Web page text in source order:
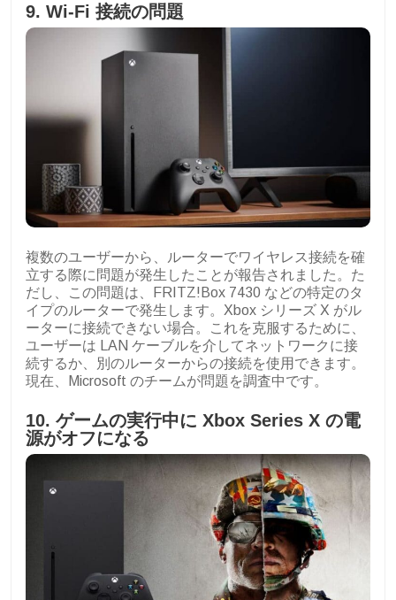
9. Wi-Fi 接続の問題
複数のユーザーから、ルーターでワイヤレス接続を確
立する際に問題が発生したことが報告されました。た
だし、この問題は、FRITZ!Box 7430 などの特定のタ
イプのルーターで発生します。Xbox シリーズ X がル
ーターに接続できない場合。これを克服するために、
ユーザーは LAN ケーブルを介してネットワークに接
続するか、別のルーターからの接続を使用できます。
現在、Microsoft のチームが問題を調査中です。
10. ゲームの実行中に Xbox Series X の電
源がオフになる